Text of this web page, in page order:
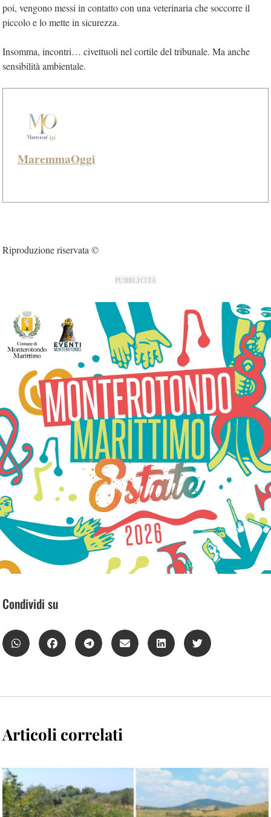
poi, vengono messi in contatto con una veterinaria che soccorre il
piccolo e lo mette in sicurezza.
Insomma, incontri… civettuoli nel cortile del tribunale. Ma anche
sensibilità ambientale.
MaremmaOggi
Riproduzione riservata ©
PUBBLICITÀ
Condividi su
Articoli correlati